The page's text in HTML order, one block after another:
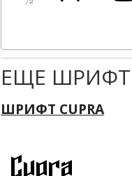
ЕЩЕ
ШРИФТ CUPRA